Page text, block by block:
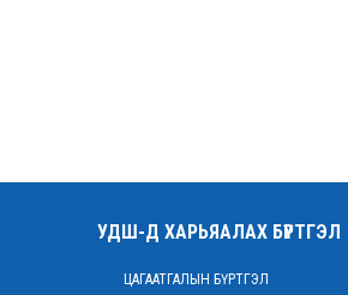
УДШ-Д ХАРЬЯАЛАХ БҮРТГЭЛ
ЦАГААТГАЛЫН БҮРТГЭЛ